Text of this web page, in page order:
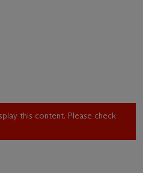
this content. Please check